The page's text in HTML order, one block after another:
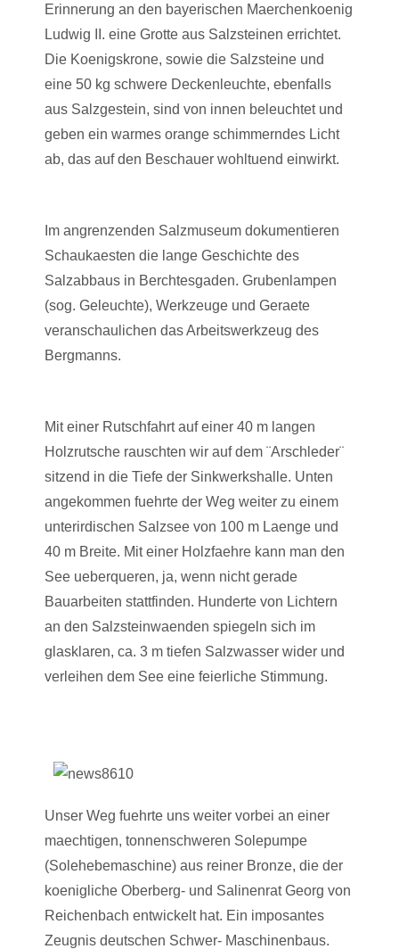
Erinnerung an den bayerischen Maerchenkoenig
Ludwig II. eine Grotte aus Salzsteinen errichtet.
Die Koenigskrone, sowie die Salzsteine und
eine 50 kg schwere Deckenleuchte, ebenfalls
aus Salzgestein, sind von innen beleuchtet und
geben ein warmes orange schimmerndes Licht
ab, das auf den Beschauer wohltuend einwirkt.
Im angrenzenden Salzmuseum dokumentieren
Schaukaesten die lange Geschichte des
Salzabbaus in Berchtesgaden. Grubenlampen
(sog. Geleuchte), Werkzeuge und Geraete
veranschaulichen das Arbeitswerkzeug des
Bergmanns.
Mit einer Rutschfahrt auf einer 40 m langen
Holzrutsche rauschten wir auf dem ¨Arschleder¨
sitzend in die Tiefe der Sinkwerkshalle. Unten
angekommen fuehrte der Weg weiter zu einem
unterirdischen Salzsee von 100 m Laenge und
40 m Breite. Mit einer Holzfaehre kann man den
See ueberqueren, ja, wenn nicht gerade
Bauarbeiten stattfinden. Hunderte von Lichtern
an den Salzsteinwaenden spiegeln sich im
glasklaren, ca. 3 m tiefen Salzwasser wider und
verleihen dem See eine feierliche Stimmung.
Unser Weg fuehrte uns weiter vorbei an einer
maechtigen, tonnenschweren Solepumpe
(Solehebemaschine) aus reiner Bronze, die der
koenigliche Oberberg- und Salinenrat Georg von
Reichenbach entwickelt hat. Ein imposantes
Zeugnis deutschen Schwer- Maschinenbaus.